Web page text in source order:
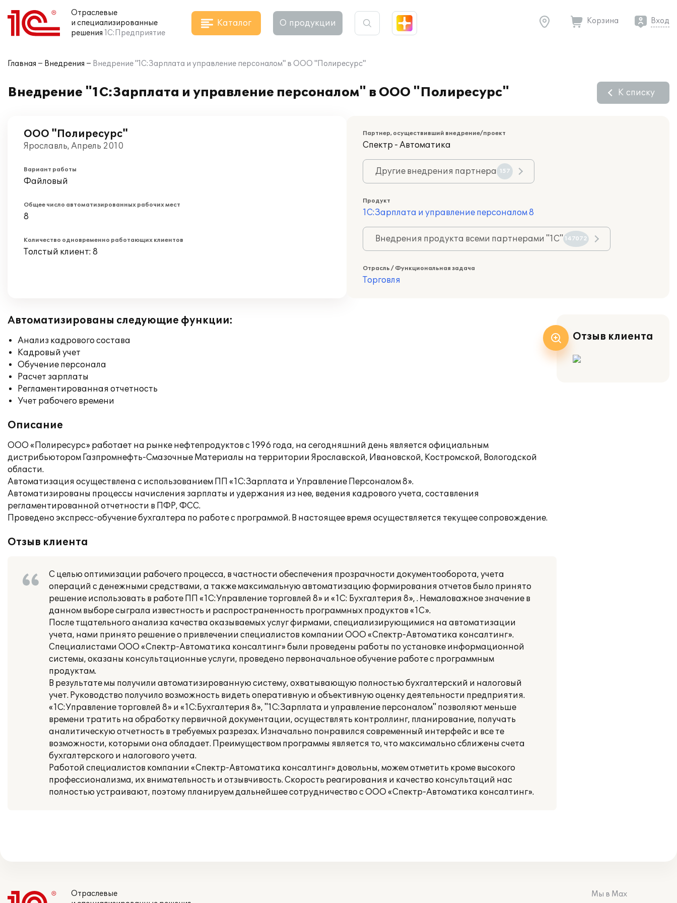
Отраслевые
и специализированные
решения 1С:Предприятие
Каталог О продукции Корзина Вход
Главная Внедрения Внедрение "1С:Зарплата и управление персоналом" в ООО "Полиресурс"
Внедрение "1С:Зарплата и управление персоналом" в ООО "Полиресурс" К списку
ООО "Полиресурс"
Ярославль, Апрель 2010
Вариант работы
Файловый
Общее число автоматизированных рабочих мест
8
Количество одновременно работающих клиентов
Толстый клиент: 8
Партнер, осуществивший внедрение/проект
Спектр - Автоматика
Другие внедрения партнера 157
Продукт
1С:Зарплата и управление персоналом 8
Внедрения продукта всеми партнерами "1С" 147072
Отрасль / Функциональная задача
Торговля
Автоматизированы следующие функции:
Анализ кадрового состава
Кадровый учет
Обучение персонала
Расчет зарплаты
Регламентированная отчетность
Учет рабочего времени
Описание
ООО «Полиресурс» работает на рынке нефтепродуктов с 1996 года, на сегодняшний день является официальным
дистрибьютором Газпромнефть-Смазочные Материалы на территории Ярославской, Ивановской, Костромской, Вологодской
области.
Автоматизация осуществлена с использованием ПП «1С:Зарплата и Управление Персоналом 8».
Автоматизированы процессы начисления зарплаты и удержания из нее, ведения кадрового учета, составления
регламентированной отчетности в ПФР, ФСС.
Проведено экспресс-обучение бухгалтера по работе с программой. В настоящее время осуществляется текущее сопровождение.
Отзыв клиента
С целью оптимизации рабочего процесса, в частности обеспечения прозрачности документооборота, учета
операций с денежными средствами, а также максимальную автоматизацию формирования отчетов было принято
решение использовать в работе ПП «1С:Управление торговлей 8» и «1С: Бухгалтерия 8», . Немаловажное значение в
данном выборе сыграла известность и распространенность программных продуктов «1С».
После тщательного анализа качества оказываемых услуг фирмами, специализирующимися на автоматизации
учета, нами принято решение о привлечении специалистов компании ООО «Спектр-Автоматика консалтинг».
Специалистами ООО «Спектр-Автоматика консалтинг» были проведены работы по установке информационной
системы, оказаны консультационные услуги, проведено первоначальное обучение работе с программным
продуктам.
В результате мы получили автоматизированную систему, охватывающую полностью бухгалтерский и налоговый
учет. Руководство получило возможность видеть оперативную и объективную оценку деятельности предприятия.
«1С:Управление торговлей 8» и «1С:Бухгалтерия 8», "1С:Зарплата и управление персоналом" позволяют меньше
времени тратить на обработку первичной документации, осуществлять контроллинг, планирование, получать
аналитическую отчетность в требуемых разрезах. Изначально понравился современный интерфейс и все те
возможности, которыми она обладает. Преимуществом программы является то, что максимально сближены счета
бухгалтерского и налогового учета.
Работой специалистов компании «Спектр-Автоматика консалтинг» довольны, можем отметить кроме высокого
профессионализма, их внимательность и отзывчивость. Скорость реагирования и качество консультаций нас
полностью устраивают, поэтому планируем дальнейшее сотрудничество с ООО «Спектр-Автоматика консалтинг».
Отзыв клиента
Отраслевые
Мы в Max